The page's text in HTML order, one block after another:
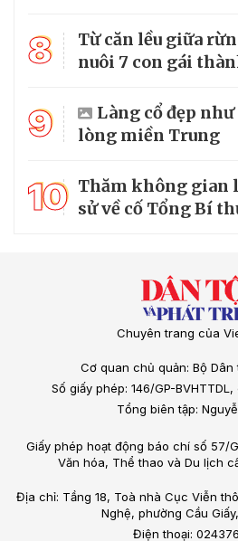
8
Từ căn lều giữa
nuôi 7 con gái
9
Làng cổ đẹp
lòng miền Trung
10 Thăm không gian
sử về cố Tổng Bí
Chuyên trang của
Cơ quan chủ quản: Bộ
Số giấy phép: 146/GP-
Tổng biên tập:
Giấy phép hoạt động báo chí số 57/
Văn hóa, Thể thao và Du lịch
Địa chỉ: Tầng 18, Toà nhà Cục Viễn
Nghệ, phường Cầu
Điện thoại: